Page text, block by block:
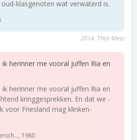
klasgenoten wat verwaterd is.
2014, Thijs Metz
ik herinner me vooral juffen Ria en
ik herinner me vooral juffen Ria en
kringgesprekken. En dat we -
voor Friesland mag klinken-
1980